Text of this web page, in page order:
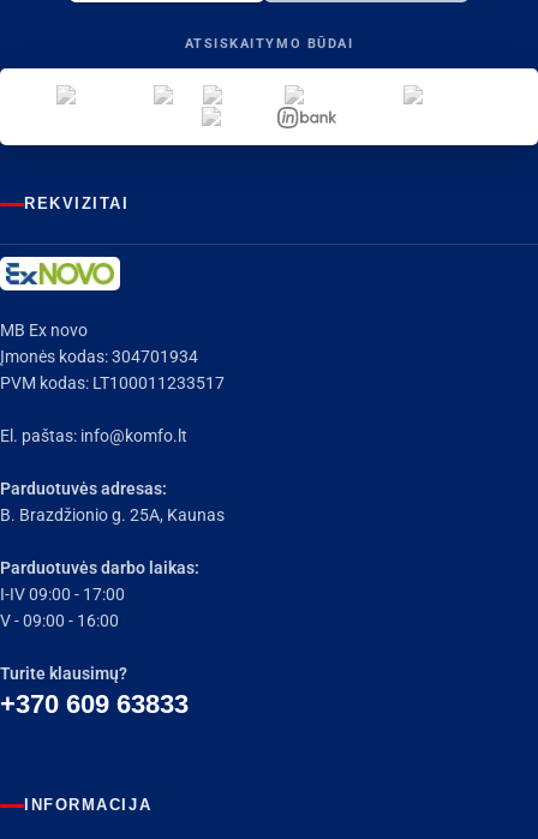
ATSISKAITYMO BŪDAI
REKVIZITAI
MB Ex novo
Įmonės kodas: 304701934
PVM kodas: LT100011233517
El. paštas: info@komfo.lt
Parduotuvės adresas:
B. Brazdžionio g. 25A, Kaunas
Parduotuvės darbo laikas:
I-IV 09:00 - 17:00
V - 09:00 - 16:00
Turite klausimų?
+370 609 63833
INFORMACIJA